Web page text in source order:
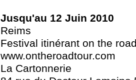
Jusqu'au 12 Juin 2010
Reims
Festival itinérant on the
www.ontheroadtour.com
La Cartonnerie